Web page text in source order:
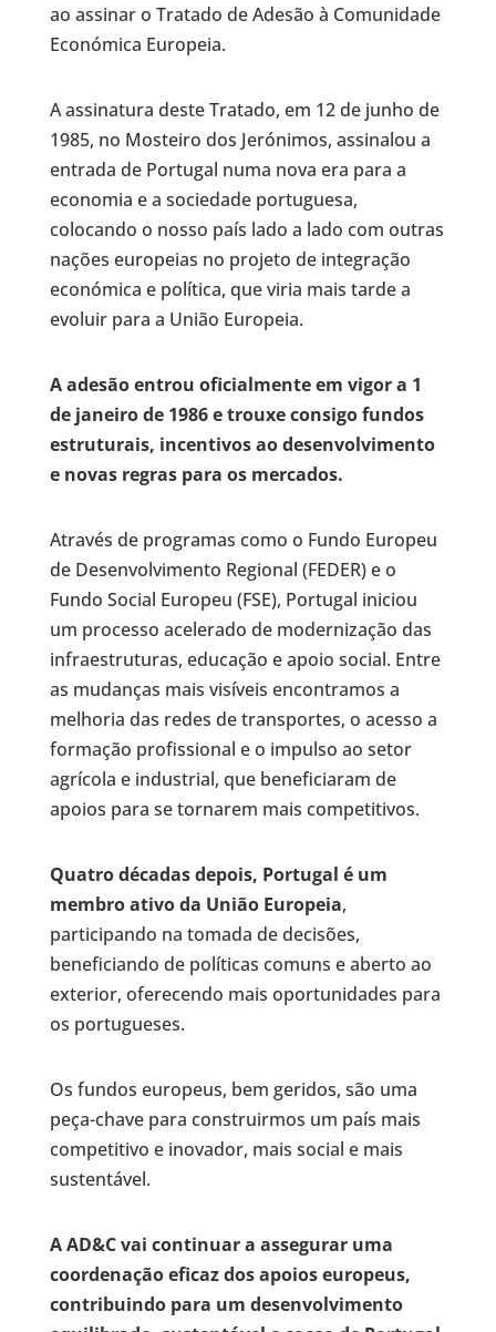
ao assinar o Tratado de Adesão à Comunidade
Económica Europeia.
A assinatura deste Tratado, em 12 de junho de
1985, no Mosteiro dos Jerónimos, assinalou a
entrada de Portugal numa nova era para a
economia e a sociedade portuguesa,
colocando o nosso país lado a lado com outras
nações europeias no projeto de integração
económica e política, que viria mais tarde a
evoluir para a União Europeia.
A adesão entrou oficialmente em vigor a 1
de janeiro de 1986 e trouxe consigo fundos
estruturais, incentivos ao desenvolvimento
e novas regras para os mercados.
Através de programas como o Fundo Europeu
de Desenvolvimento Regional (FEDER) e o
Fundo Social Europeu (FSE), Portugal iniciou
um processo acelerado de modernização das
infraestruturas, educação e apoio social. Entre
as mudanças mais visíveis encontramos a
melhoria das redes de transportes, o acesso a
formação profissional e o impulso ao setor
agrícola e industrial, que beneficiaram de
apoios para se tornarem mais competitivos.
Quatro décadas depois, Portugal é um
membro ativo da União Europeia,
participando na tomada de decisões,
beneficiando de políticas comuns e aberto ao
exterior, oferecendo mais oportunidades para
os portugueses.
Os fundos europeus, bem geridos, são uma
peça-chave para construirmos um país mais
competitivo e inovador, mais social e mais
sustentável.
A AD&C vai continuar a assegurar uma
coordenação eficaz dos apoios europeus,
contribuindo para um desenvolvimento